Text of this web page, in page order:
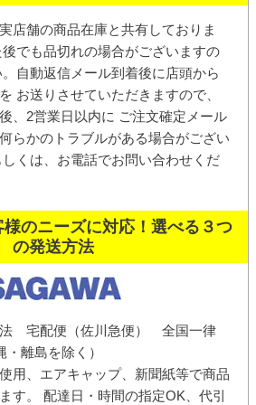
店舗の商品在庫と共有しておりま
でも品切れの場合がございますの
自動返信メール到着後に店頭から
お送りさせていただきますので、
、2営業日以内に ご注文確定メール
らかのトラブルがある場合がござい
くは、お電話でお問い合わせくだ
のニーズに対応！選べる３つ
の発送方法
法 宅配便（佐川急便） 全国一律
離島を除く）
用、エアキャップ、新聞紙等で商品
す。 配達日・時間の指定OK、代引